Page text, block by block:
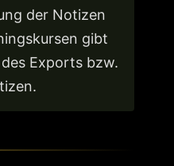
der Notizen
gibt
Exports bzw.